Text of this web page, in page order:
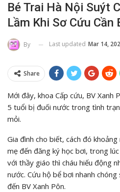
Bé Trai Hà Nội Suýt
Lầm Khi Sơ Cứu Cần
By Last updated Mar 14,
Share
Mới đây, khoa Cấp cứu, BV Xanh
5 tuổi bị đuối nước trong tình
mỏi.
Gia đình cho biết, cách đó
mẹ đến đăng ký học bơi, trong
với thầy giáo thì cháu hiếu động
nước. Cứu hộ bể bơi nhanh
đến BV Xanh Pôn.